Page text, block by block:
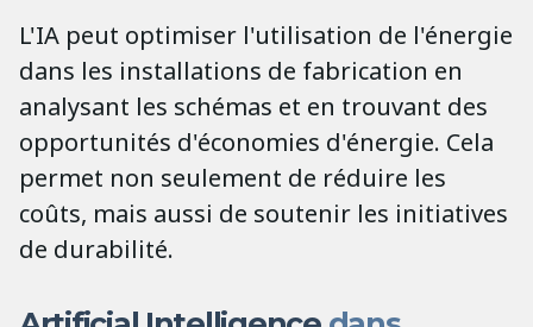
L'IA peut optimiser l'utilisation de l'énergie
dans les installations de fabrication en
analysant les schémas et en trouvant des
opportunités d'économies d'énergie. Cela
permet non seulement de réduire les
coûts, mais aussi de soutenir les initiatives
de durabilité.